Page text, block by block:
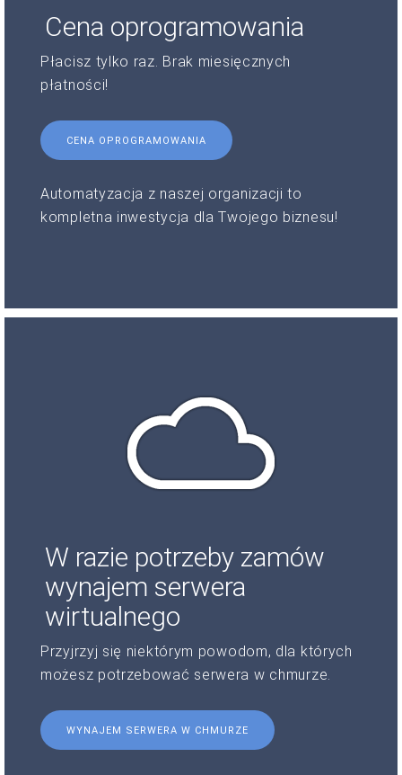
Cena oprogramowania
Płacisz tylko raz. Brak miesięcznych
płatności!
CENA OPROGRAMOWANIA
Automatyzacja z naszej organizacji to
kompletna inwestycja dla Twojego biznesu!
W razie potrzeby zamów
wynajem serwera
wirtualnego
Przyjrzyj się niektórym powodom, dla których
możesz potrzebować serwera w chmurze.
WYNAJEM SERWERA W CHMURZE